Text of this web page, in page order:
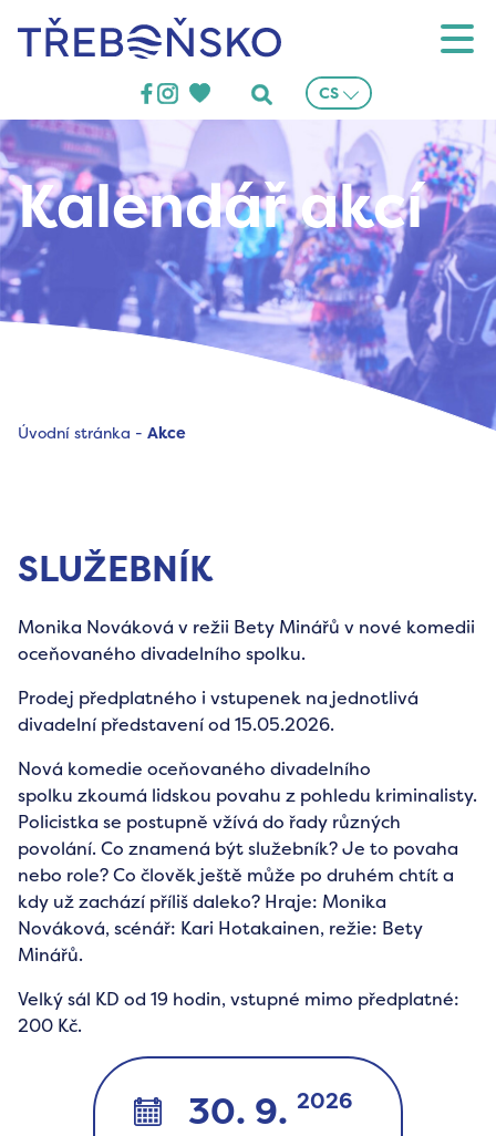
Třeboňsko CS
Kalendář akcí
Úvodní stránka - Akce
SLUŽEBNÍK
Monika Nováková v režii Bety Minářů v nové komedii
oceňovaného divadelního spolku.
Prodej předplatného i vstupenek na jednotlivá
divadelní představení od 15.05.2026.
Nová komedie oceňovaného divadelního
spolku zkoumá lidskou povahu z pohledu kriminalisty.
Policistka se postupně vžívá do řady různých
povolání. Co znamená být služebník? Je to povaha
nebo role? Co člověk ještě může po druhém chtít a
kdy už zachází příliš daleko? Hraje: Monika
Nováková, scénář: Kari Hotakainen, režie: Bety
Minářů.
Velký sál KD od 19 hodin, vstupné mimo předplatné:
200 Kč.
30. 9. 2026